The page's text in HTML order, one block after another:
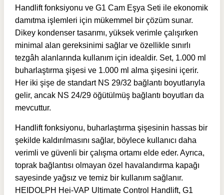
Handlift fonksiyonu ve G1 Cam Eşya Seti ile ekonomik
damıtma işlemleri için mükemmel bir çözüm sunar.
Dikey kondenser tasarımı, yüksek verimle çalışırken
minimal alan gereksinimi sağlar ve özellikle sınırlı
tezgâh alanlarında kullanım için idealdir. Set, 1.000 ml
buharlaştırma şişesi ve 1.000 ml alma şişesini içerir.
Her iki şişe de standart NS 29/32 bağlantı boyutlarıyla
gelir, ancak NS 24/29 öğütülmüş bağlantı boyutları da
mevcuttur.
Handlift fonksiyonu, buharlaştırma şişesinin hassas bir
şekilde kaldırılmasını sağlar, böylece kullanıcı daha
verimli ve güvenli bir çalışma ortamı elde eder. Ayrıca,
toprak bağlantısı olmayan özel havalandırma kapağı
sayesinde yağsız ve temiz bir kullanım sağlanır.
HEIDOLPH Hei-VAP Ultimate Control Handlift, G1